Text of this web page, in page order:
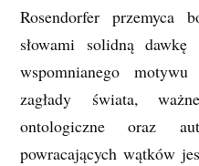
Rosendorfer
słowami solidną
wspomnianego motywu
zagłady świata,
ontologiczne oraz
powracających wątków